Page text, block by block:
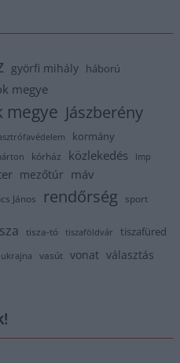
györfi mihály háború
megye
megye Jászberény
kormány
kórház közlekedés lmp
mezőtúr máv
János rendőrség sport
tisza-tó tiszaföldvár tiszafüred
ukrajna vasút vonat választás